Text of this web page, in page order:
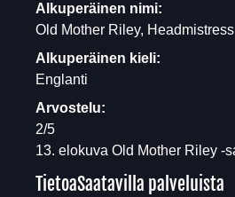
Alkuperäinen nimi:
Old Mother Riley, Headmistress
Alkuperäinen kieli:
Englanti
Arvostelu:
2/5
13. elokuva Old Mother Riley -
TietoaSaatavilla palveluista